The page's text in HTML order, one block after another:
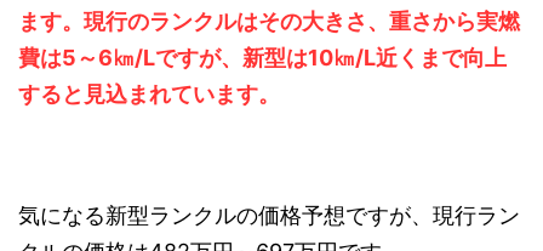
ます。現行のランクルはその大きさ、重さから実燃
費は5～6㎞/Lですが、新型は10㎞/L近くまで向上
すると見込まれています。
気になる新型ランクルの価格予想ですが、現行ラン